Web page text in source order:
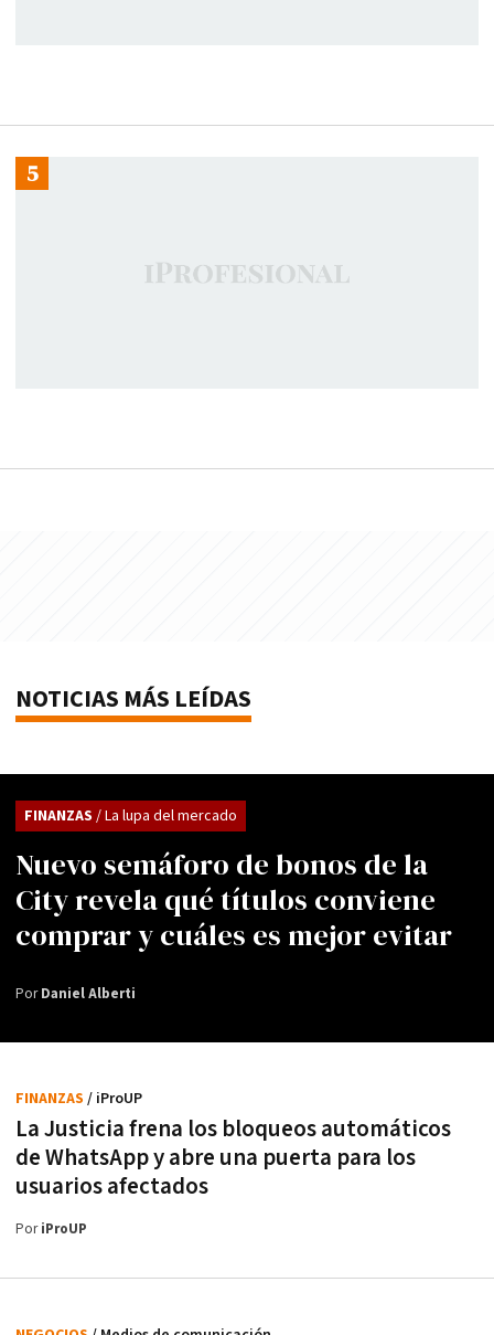
NOTICIAS MÁS LEÍDAS
Nuevo semáforo de bonos de la
City revela qué títulos conviene
comprar y cuáles es mejor evitar
FINANZAS / La lupa del mercado
PorDaniel Alberti
La Justicia frena los bloqueos automáticos
de WhatsApp y abre una puerta para los
usuarios afectados
FINANZAS / iProUP
PoriProUP